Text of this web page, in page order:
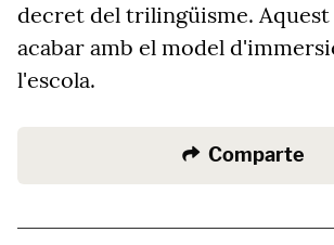
decret del trilingüisme.
acabar amb el model
l'escola.
Comparte